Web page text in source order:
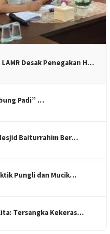
Desak Penegakan H…
Padi” …
Baiturrahim Ber…
Pungli dan Mucik…
Tersangka Kekeras…